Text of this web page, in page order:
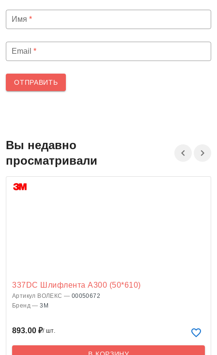
Имя *
Email *
ОТПРАВИТЬ
Вы недавно
просматривали
337DC Шлифлента A300 (50*610)
Артикул ВОЛЕКС — 00050672
Бренд —3M
893.00 ₽/ шт.